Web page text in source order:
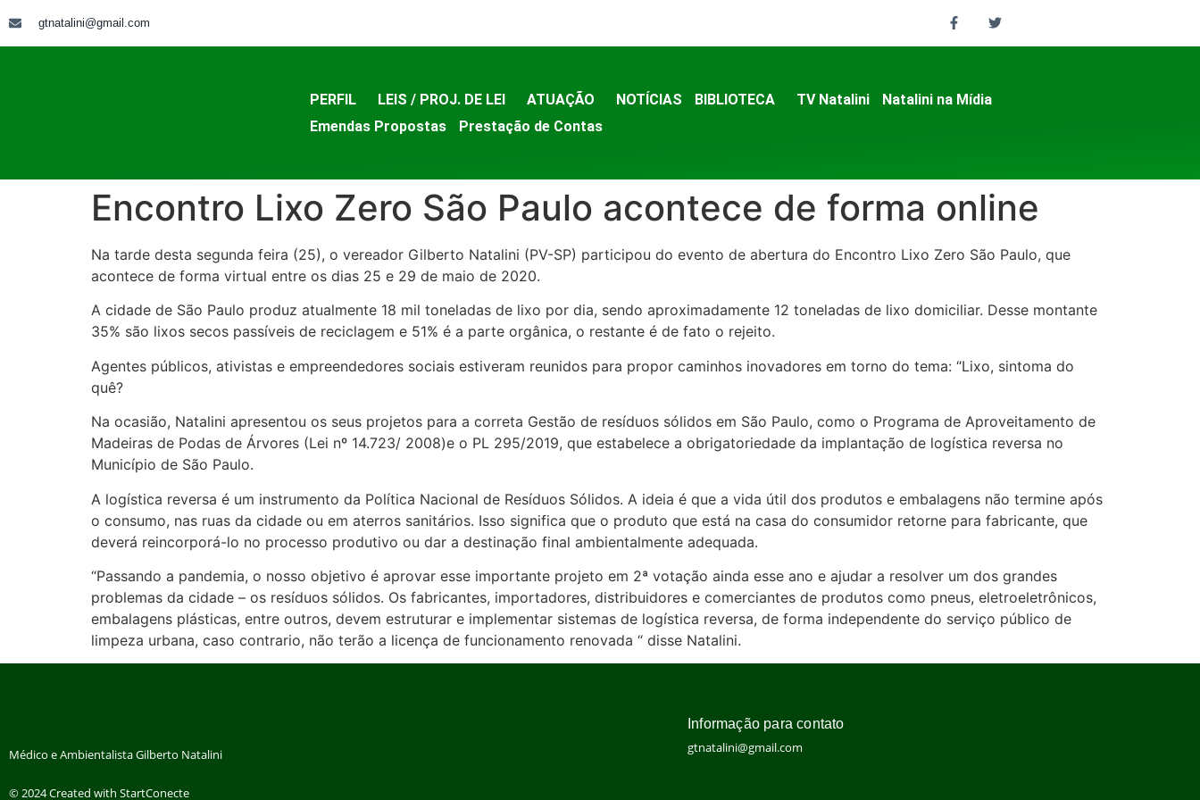
gtnatalini@gmail.com
PERFIL LEIS / PROJ. DE LEI ATUAÇÃO NOTÍCIAS BIBLIOTECA TV Natalini
Natalini na Mídia
Emendas Propostas
Prestação de Contas
Encontro Lixo Zero São Paulo acontece de forma online
Na tarde desta segunda feira (25), o vereador Gilberto Natalini (PV-SP) participou do evento de abertura do Encontro Lixo Zero São Paulo, que
acontece de forma virtual entre os dias 25 e 29 de maio de 2020.
A cidade de São Paulo produz atualmente 18 mil toneladas de lixo por dia, sendo aproximadamente 12 toneladas de lixo domiciliar. Desse montante
35% são lixos secos passíveis de reciclagem e 51% é a parte orgânica, o restante é de fato o rejeito.
Agentes públicos, ativistas e empreendedores sociais estiveram reunidos para propor caminhos inovadores em torno do tema: “Lixo, sintoma do
quê?
Na ocasião, Natalini apresentou os seus projetos para a correta Gestão de resíduos sólidos em São Paulo, como o Programa de Aproveitamento de
Madeiras de Podas de Árvores (Lei nº 14.723/ 2008)e o PL 295/2019, que estabelece a obrigatoriedade da implantação de logística reversa no
Município de São Paulo.
A logística reversa é um instrumento da Política Nacional de Resíduos Sólidos. A ideia é que a vida útil dos produtos e embalagens não termine após
o consumo, nas ruas da cidade ou em aterros sanitários. Isso significa que o produto que está na casa do consumidor retorne para fabricante, que
deverá reincorporá-lo no processo produtivo ou dar a destinação final ambientalmente adequada.
“Passando a pandemia, o nosso objetivo é aprovar esse importante projeto em 2ª votação ainda esse ano e ajudar a resolver um dos grandes
problemas da cidade – os resíduos sólidos. Os fabricantes, importadores, distribuidores e comerciantes de produtos como pneus, eletroeletrônicos,
embalagens plásticas, entre outros, devem estruturar e implementar sistemas de logística reversa, de forma independente do serviço público de
limpeza urbana, caso contrario, não terão a licença de funcionamento renovada “ disse Natalini.
Médico e Ambientalista Gilberto Natalini
© 2024 Created with StartConecte
Informação para contato
gtnatalini@gmail.com